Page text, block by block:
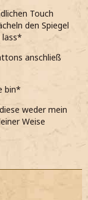
Touch
den Spiegel
lass*
anschließ
bin*
weder mein
Weise